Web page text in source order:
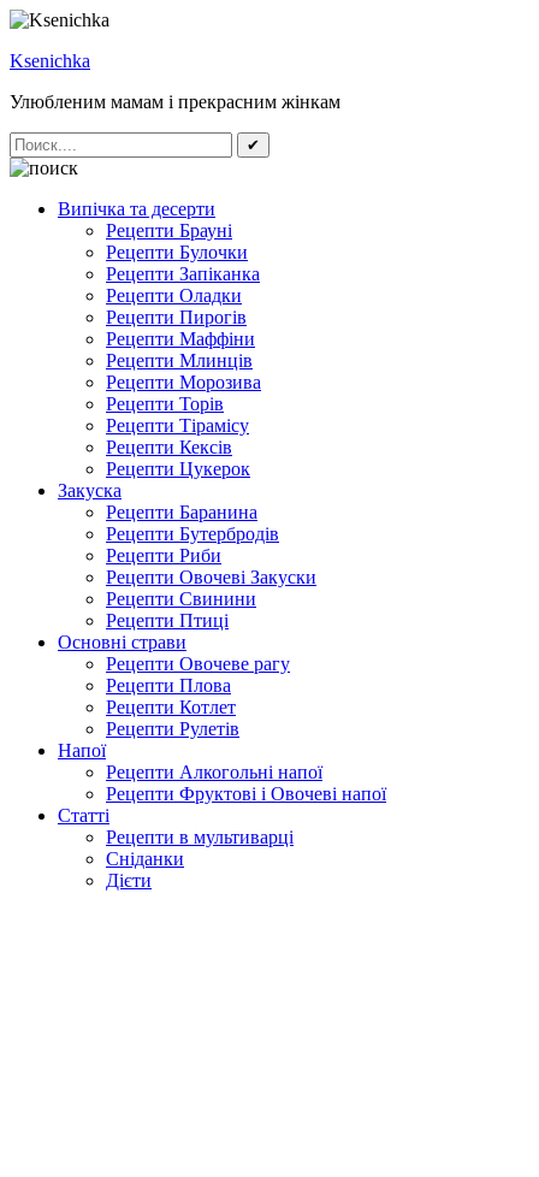
Ksenichka
Улюбленим мамам і прекрасним жінкам
✔
Випічка та десерти
Рецепти Брауні
Рецепти Булочки
Рецепти Запіканка
Рецепти Оладки
Рецепти Пирогів
Рецепти Маффіни
Рецепти Млинців
Рецепти Морозива
Рецепти Торів
Рецепти Тірамісу
Рецепти Кексів
Рецепти Цукерок
Закуска
Рецепти Баранина
Рецепти Бутербродів
Рецепти Риби
Рецепти Овочеві Закуски
Рецепти Свинини
Рецепти Птиці
Основні страви
Рецепти Овочеве рагу
Рецепти Плова
Рецепти Котлет
Рецепти Рулетів
Напої
Рецепти Алкогольні напої
Рецепти Фруктові і Овочеві напої
Статті
Рецепти в мультиварці
Сніданки
Дієти